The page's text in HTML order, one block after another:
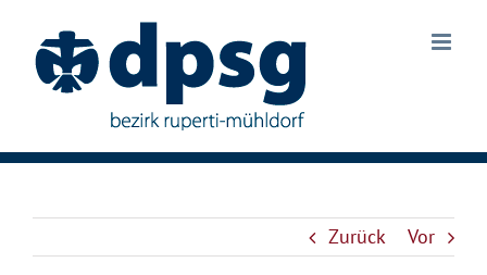
Inhalt
springen
Zurück Vor